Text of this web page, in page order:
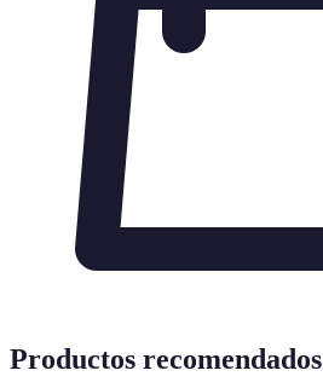
Productos recomendados